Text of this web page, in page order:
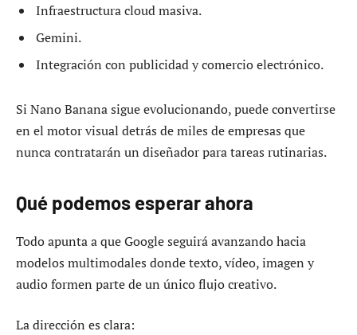
Infraestructura cloud masiva.
Gemini.
Integración con publicidad y comercio electrónico.
Si Nano Banana sigue evolucionando, puede convertirse
en el motor visual detrás de miles de empresas que
nunca contratarán un diseñador para tareas rutinarias.
Qué podemos esperar ahora
Todo apunta a que Google seguirá avanzando hacia
modelos multimodales donde texto, vídeo, imagen y
audio formen parte de un único flujo creativo.
La dirección es clara: